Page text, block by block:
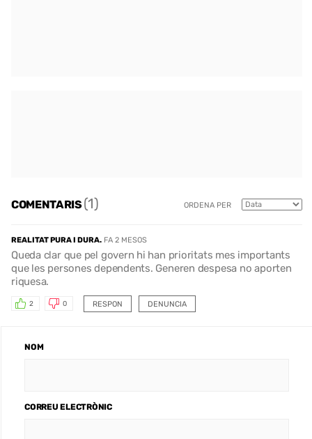
COMENTARIS(1) ORDENA PER
REALITAT PURA I DURA. FA 2 MESOS
Queda clar que pel govern hi han prioritats mes importants
que les persones dependents. Generen despesa no aporten
riquesa.
RESPON
2 0 DENUNCIA
NOM
CORREU ELECTRÒNIC